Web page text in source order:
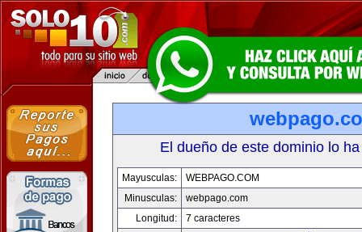
El dueño de este dominio lo
Mayusculas:
WEBPAGO.COM
Minusculas:
webpago.com
Longitud:
7 caracteres